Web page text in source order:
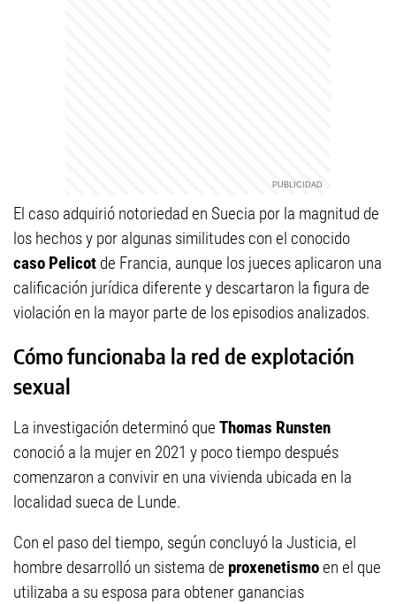
El caso adquirió notoriedad en Suecia por la magnitud de
los hechos y por algunas similitudes con el conocido
caso Pelicot de Francia, aunque los jueces aplicaron una
calificación jurídica diferente y descartaron la figura de
violación en la mayor parte de los episodios analizados.
Cómo funcionaba la red de explotación
sexual
La investigación determinó que Thomas Runsten
conoció a la mujer en 2021 y poco tiempo después
comenzaron a convivir en una vivienda ubicada en la
localidad sueca de Lunde.
Con el paso del tiempo, según concluyó la Justicia, el
hombre desarrolló un sistema de proxenetismoen el que
utilizaba a su esposa para obtener ganancias